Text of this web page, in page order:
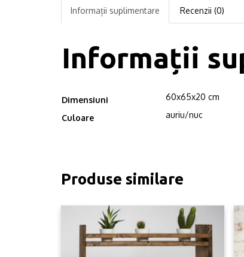
Informații suplimentare Recenzii (0)
Informații
Dimensiuni 60x65x20 cm
Culoare auriu/nuc
Produse similare